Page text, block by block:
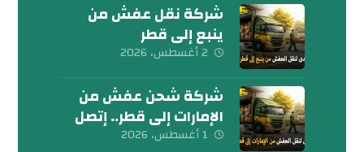
شركة نقل عفش من
ينبع إلى قطر
0539600777
2 أغسطس، 2026
شركة شحن عفش من
الإمارات إلى قطر.. إتصل
بنا الآن
1 أغسطس، 2026